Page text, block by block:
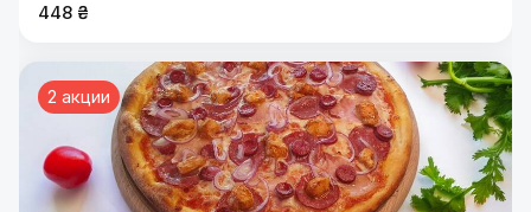
448 ₴
2 акции